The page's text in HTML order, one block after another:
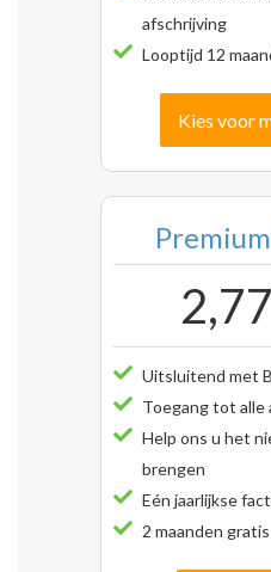
afschrijving
Looptijd 12
Kies voor
2,77
Uitsluitend met
Toegang tot alle
Help ons u het
brengen
Eén jaarlijkse
2 maanden gratis